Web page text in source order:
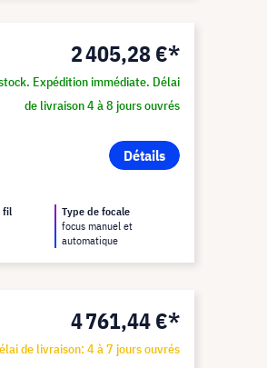
2 405,28 €*
Expédition immédiate. Délai
de livraison 4 à 8 jours ouvrés
Détails
fil
Type de focale
focus manuel et
automatique
4 761,44 €*
de livraison: 4 à 7 jours ouvrés